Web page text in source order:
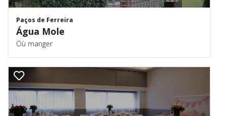
Paços de Ferreira
Água Mole
Où manger